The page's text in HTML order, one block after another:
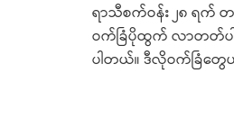
ရာသီစက်ဝန်း ၂၈ ရက် တ
ဝက်ခြံပိုထွက် လာတတ်ပါ
ပါတယ်။ ဒီလိုဝက်ခြံတွေ